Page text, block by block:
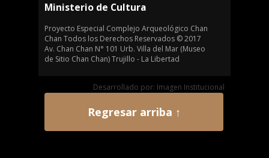
Ministerio de Cultura
Proyecto Especial Complejo Arqueológico Chan
Chan Todos los Derechos Reservados © 2017
Av. Chan Chan N° 101 Urb. Villa del Mar (Museo
de Sitio Chan Chan) Trujillo - La Libertad
Desarrollado por: Imagen Institucional
Regresar arriba ↑